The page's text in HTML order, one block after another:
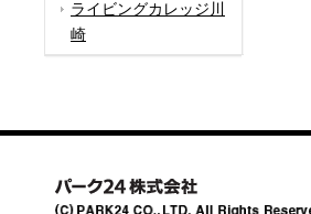
ライビングカレッジ川
崎